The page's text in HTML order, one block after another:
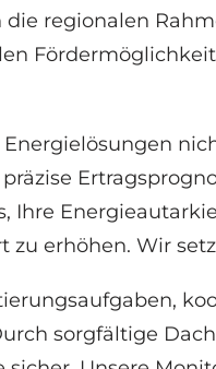
regionalen
Ihre
zu erhöhen. Wir
sorgfältige